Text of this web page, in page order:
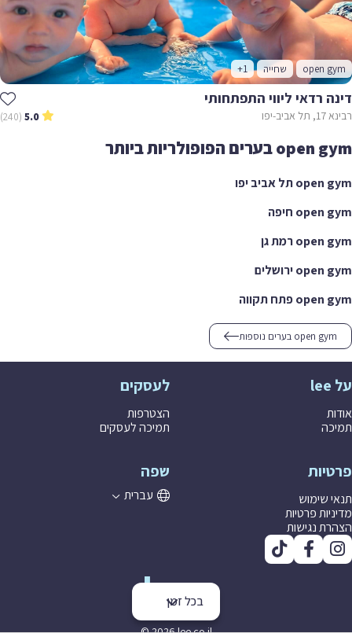
open gym שחייה +1
דינה רדאי ליווי התפתחותי
רבינא 17, תל אביב-יפו 5.0
(240)
בכל זמן
open gym בערים הפופולריות ביותר
open gym תל אביב יפו
open gym חיפה
open gym רמת גן
open gym ירושלים
open gym פתח תקווה
open gym בערים נוספות
על lee
אודות
תמיכה
לעסקים
הצטרפות
תמיכה לעסקים
פרטיות
תנאי שימוש
מדיניות פרטיות
הצהרת נגישות
שפה
עברית